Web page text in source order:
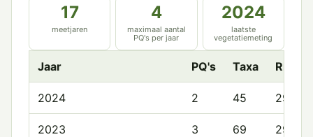
17
meetjaren
4
maximaal aantal
PQ's per jaar
2024
laatste
vegetatiemeting
Jaar PQ's Taxa
2024 2 45 29.5
2023 3 69 29.7